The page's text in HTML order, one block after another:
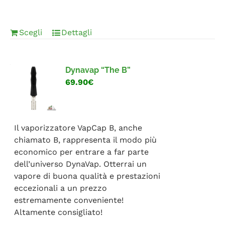
Scegli Dettagli
Dynavap “The B”
69.90€
Il vaporizzatore VapCap B, anche
chiamato B, rappresenta il modo più
economico per entrare a far parte
dell’universo DynaVap. Otterrai un
vapore di buona qualità e prestazioni
eccezionali a un prezzo
estremamente conveniente!
Altamente consigliato!